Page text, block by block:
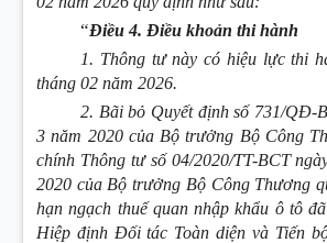
“Điều 4. Điều khoản thi hành
1. Thông tư này có hiệu lực thi
tháng 02 năm 2026.
2. Bãi bỏ Quyết định số 731/QĐ-
3 năm 2020 của Bộ trưởng Bộ Công
chính Thông tư số 04/2020/TT-BCT
2020 của Bộ trưởng Bộ Công Thương
hạn ngạch thuế quan nhập khẩu ô tô
Hiệp định Đối tác Toàn diện và Tiến